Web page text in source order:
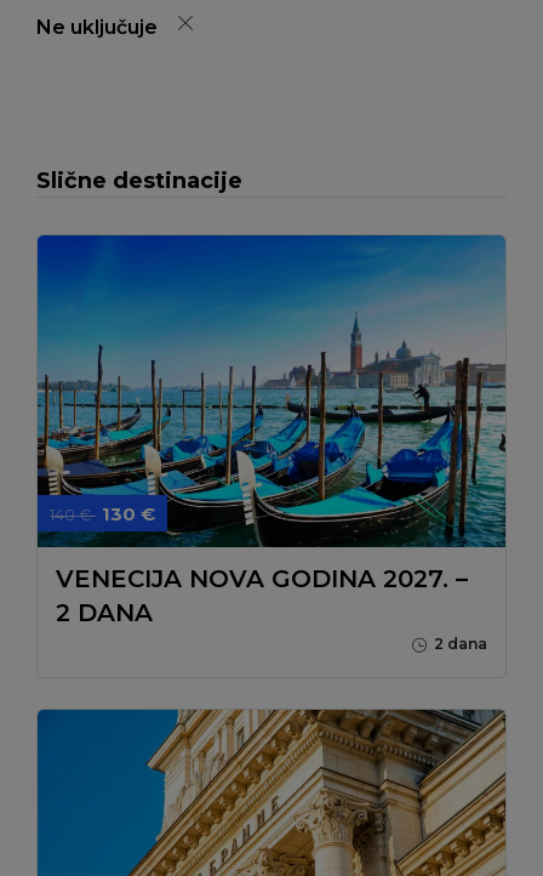
Ne uključuje
Slične destinacije
140 € 130 €
VENECIJA NOVA GODINA 2027. –
2 DANA
2 dana